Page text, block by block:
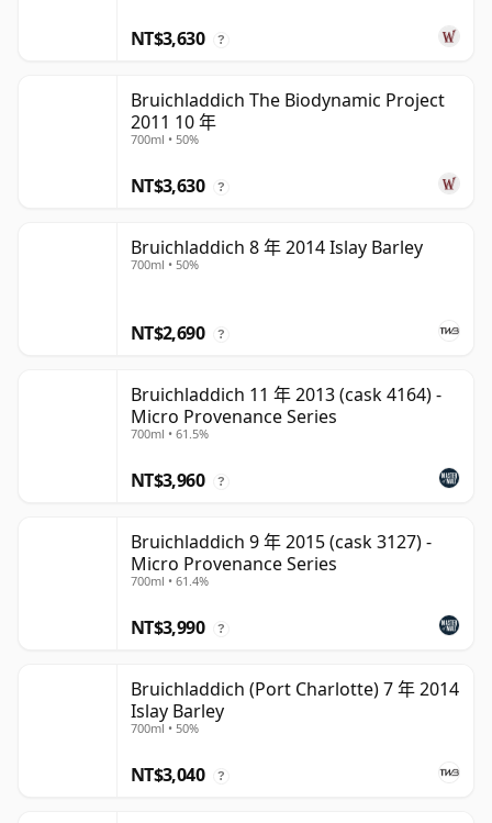
NT$3,630 ?
Bruichladdich The Biodynamic Project
2011 10 年
700ml • 50%
NT$3,630 ?
Bruichladdich 8 年 2014 Islay Barley
700ml • 50%
NT$2,690 ?
Bruichladdich 11 年 2013 (cask 4164) -
Micro Provenance Series
700ml • 61.5%
NT$3,960 ?
Bruichladdich 9 年 2015 (cask 3127) -
Micro Provenance Series
700ml • 61.4%
NT$3,990 ?
Bruichladdich (Port Charlotte) 7 年 2014
Islay Barley
700ml • 50%
NT$3,040 ?